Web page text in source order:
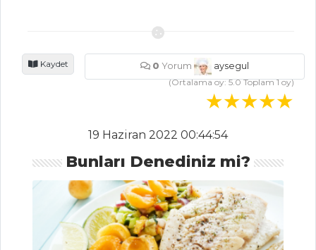
Pazılı Ve
Çorbalar Tüm
İÇECEKLER
Zerdeçallı Ayran
Kaydet 0 Yorum
aysegul
(Ortalama oy:5.0Toplam1oy)
19 Haziran 2022 00:44:54
Bunları Denediniz mi?